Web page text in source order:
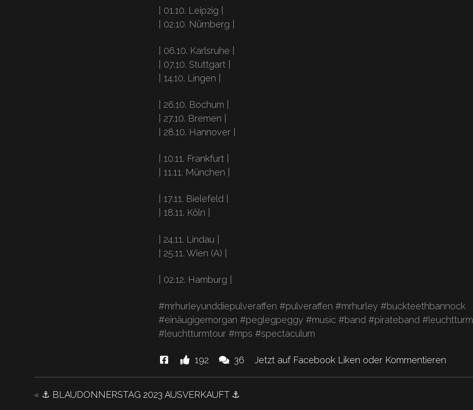
| 01.10. Leipzig |
| 02.10. Nürnberg |
| 06.10. Karlsruhe |
| 07.10. Stuttgart |
| 14.10. Lingen |
| 26.10. Bochum |
| 27.10. Bremen |
| 28.10. Hannover |
| 10.11. Frankfurt |
| 11.11. München |
| 17.11. Bielefeld |
| 18.11. Köln |
| 24.11. Lindau |
| 25.11. Wien (A) |
| 02.12. Hamburg |
#mrhurleyunddiepulveraffen #pulveraffen #mrhurley #buckteethbannock
#einäugigemorgan #peglegpeggy #music #band #pirateband #leuchtturm
#leuchtturmtour #mps #spectaculum
Diese
MPS
192
Likes36 Kommentare.
Jetzt auf Facebook Liken oder Kommentieren
« ⚓️ BLAUDONNERSTAG 2023 AUSVERKAUFT ⚓️